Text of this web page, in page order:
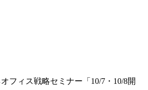
フィス戦略セミナー「10/7・10/8開